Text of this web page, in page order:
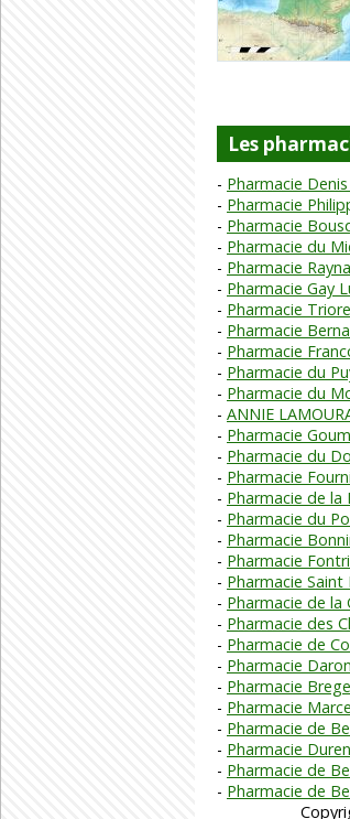
Les
Pharmacie
Pharmacie
Pharmacie
Pharmacie du
Pharmacie
Pharmacie Gay
Pharmacie
Pharmacie
Pharmacie
Pharmacie du
Pharmacie du
ANNIE
Pharmacie
Pharmacie du
Pharmacie
Pharmacie de la
Pharmacie du
Pharmacie
Pharmacie
Pharmacie Saint
Pharmacie de la
Pharmacie des
Pharmacie de
Pharmacie Daron
Pharmacie
Pharmacie
Pharmacie de
Pharmacie
Pharmacie de
Pharmacie de